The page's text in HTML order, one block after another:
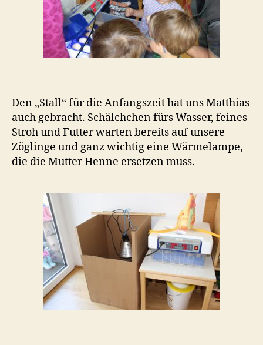
Den „Stall“ für die Anfangszeit hat uns Matthias
auch gebracht. Schälchchen fürs Wasser, feines
Stroh und Futter warten bereits auf unsere
Zöglinge und ganz wichtig eine Wärmelampe,
die die Mutter Henne ersetzen muss.